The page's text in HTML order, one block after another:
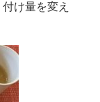
け量を変え